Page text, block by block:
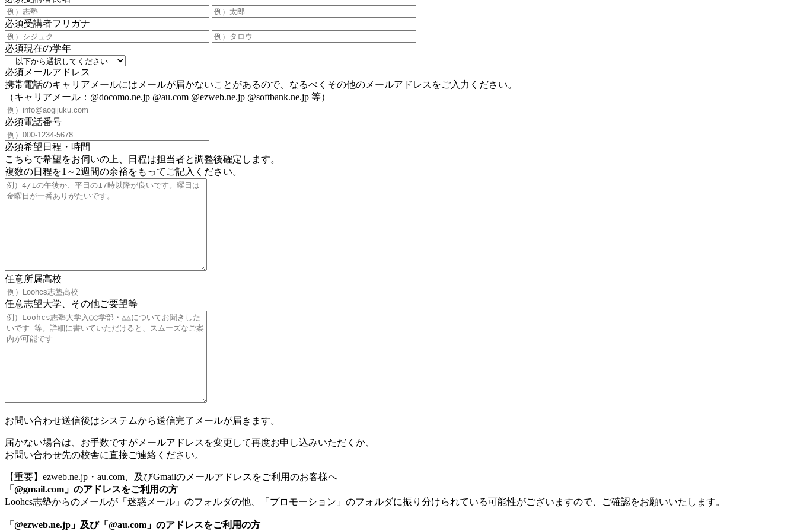
必須受講者フリガナ
必須現在の学年
必須 メールアドレス
携帯電話のキャリアメールにはメールが届かないことがあるので、なるべくその他のメールアドレスをご入力ください。
（キャリアメール：@docomo.ne.jp @au.com @ezweb.ne.jp @softbank.ne.jp 等）
必須電話番号
必須希望日程・時間
こちらで希望をお伺いの上、日程は担当者と調整後確定します。
複数の日程を1～2週間の余裕をもってご記入ください。
任意所属高校
任意志望大学、その他ご要望等
お問い合わせ送信後はシステムから送信完了メールが届きます。
届かない場合は、お手数ですがメールアドレスを変更して再度お申し込みいただくか、
お問い合わせ先の校舎に直接ご連絡ください。
【重要】ezweb.ne.jp・au.com、及びGmailのメールアドレスをご利用のお客様へ
「@gmail.com」のアドレスをご利用の方
Loohcs志塾からのメールが「迷惑メール」のフォルダの他、「プロモーション」のフォルダに振り分けられている可能性がございますので、ご確認をお願いいたします。
「@ezweb.ne.jp」及び「@au.com」のアドレスをご利用の方